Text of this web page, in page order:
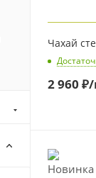
Чахай
2 960 ₽